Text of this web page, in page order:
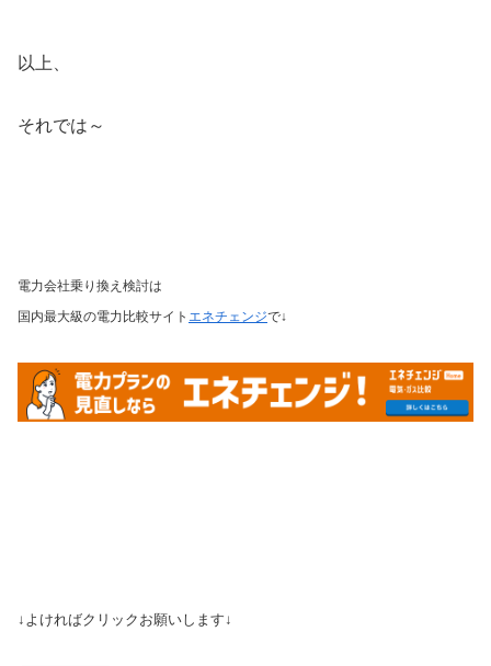
以上、
それでは～
電力会社乗り換え検討は
国内最大級の電力比較サイト エネチェンジで↓
↓よければクリックお願いします↓